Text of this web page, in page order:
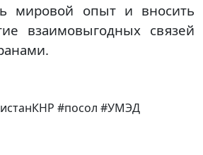
мировой опыт и вносить
взаимовыгодных связей
#посол #УМЭД